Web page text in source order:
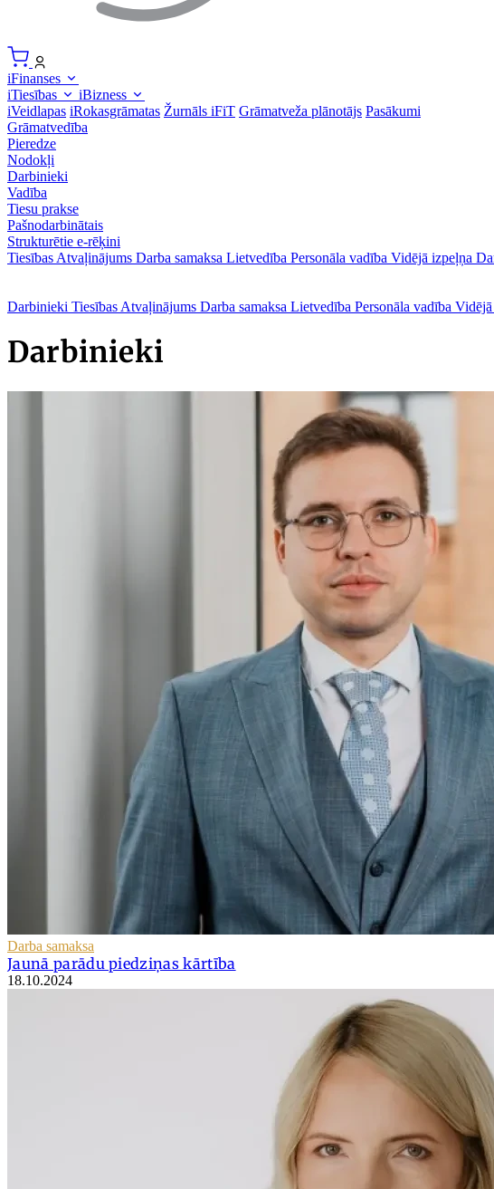
iFinanses
iTiesības
iBizness
iVeidlapas iRokasgrāmatas Žurnāls iFiT Grāmatveža plānotājs Pasākumi
Grāmatvedība
Pieredze
Nodokļi
Darbinieki
Vadība
Tiesu prakse
Pašnodarbinātais
Strukturētie e-rēķini
Tiesības Atvaļinājums Darba samaksa Lietvedība Personāla vadība Vidējā izpeļņa
Darbinieki Tiesības Atvaļinājums Darba samaksa Lietvedība Personāla vadība
Darbinieki
Darba samaksa
Jaunā parādu piedziņas kārtība
18.10.2024